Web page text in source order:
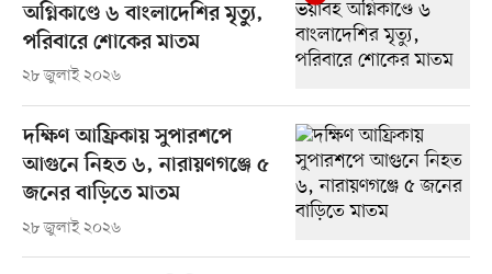
অগ্নিকাণ্ডে ৬ বাংলাদেশির মৃত্যু,
পরিবারে শোকের মাতম
২৮ জুলাই ২০২৬
দক্ষিণ আফ্রিকায় সুপারশপে
আগুনে নিহত ৬, নারায়ণগঞ্জে ৫
জনের বাড়িতে মাতম
২৮ জুলাই ২০২৬